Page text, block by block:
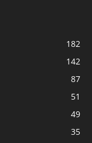
182
142
87
51
49
35